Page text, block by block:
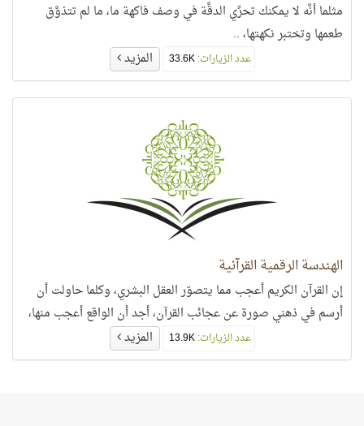
مثلما أنَّه لا يمكنك تحرِّي الدقَّة في وصف فاكهة ما، ما لم تتذوَّق
طعمها وتختبر نكهتها، ..
عدد الزيارات:33.6K المزيد
الهندسة الرقمية القرآنية
إن القرآن الكريم أعجب مما يتصوّر العقل البشري، وكلما حاولت أن
أرسم في ذهني صورة عن عجائب القرآن، أجد أن الواقع أعجب منها،
عدد الزيارات:13.9K المزيد